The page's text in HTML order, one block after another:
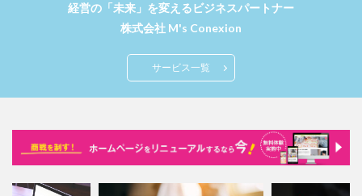
経営の「未来」を変えるビジネスパートナー
株式会社 M's Conexion
サービス一覧